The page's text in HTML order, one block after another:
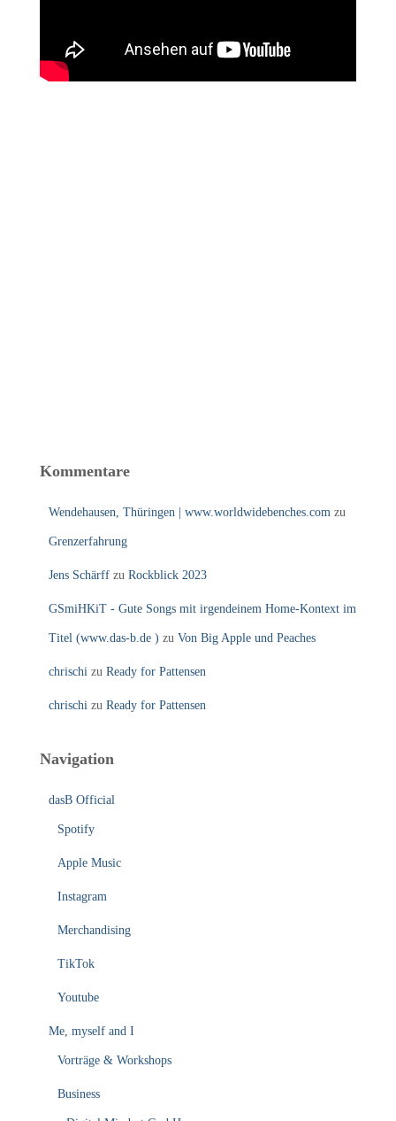
Kommentare
Wendehausen, Thüringen | www.worldwidebenches.com zu
Grenzerfahrung
Jens Schärff zu Rockblick 2023
GSmiHKiT - Gute Songs mit irgendeinem Home-Kontext im
Titel (www.das-b.de ) zu Von Big Apple und Peaches
chrischi zu Ready for Pattensen
chrischi zu Ready for Pattensen
Navigation
dasB Official
Spotify
Apple Music
Instagram
Merchandising
TikTok
Youtube
Me, myself and I
Vorträge & Workshops
Business